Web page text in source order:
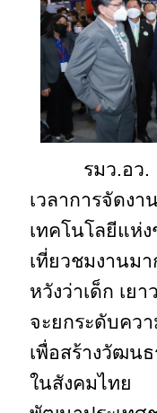
รมว.อว
เวลาการจัดง
เทคโนโลยีแห่
เที่ยวชมงาน
หวังว่าเด็ก เย
จะยกระดับคว
เพื่อสร้างวัฒน
ในสังคมไทย